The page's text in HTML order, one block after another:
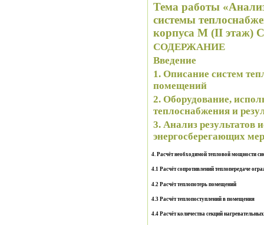
Тема работы
системы
корпуса М (ІI этаж)
СОДЕРЖАНИЕ
Введение
1. Описание систем
помещений
2. Оборудование,
теплоснабжения и
3. Анализ результатов
энергосберегающих
4. Расчёт необходимой тепловой мощности
4.1 Расчёт сопротивлений теплопередаче
4.2 Расчёт теплопотерь помещений
4.3 Расчёт теплопоступлений в помещения
4.4 Расчёт количества секций